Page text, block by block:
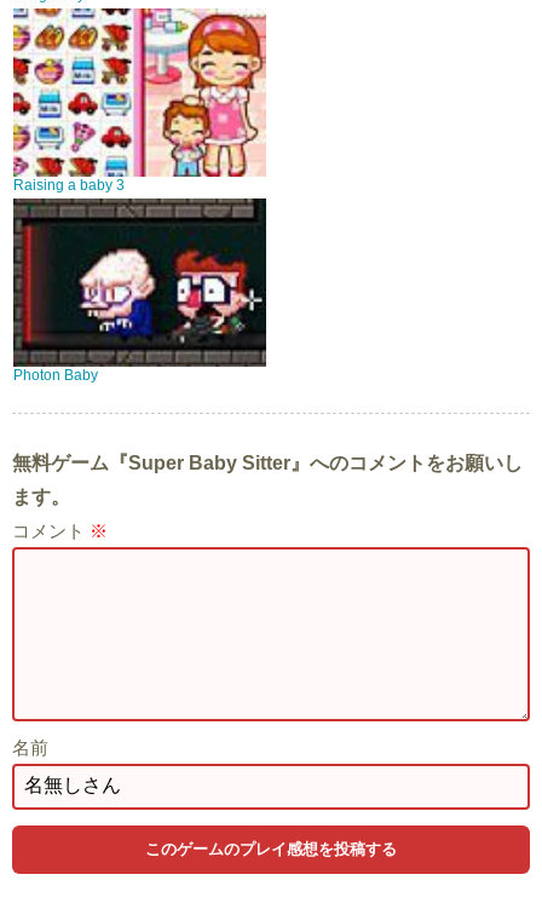
Raising a baby 3
Photon Baby
無料ゲーム『Super Baby Sitter』へのコメントをお願いし
ます。
コメント ※
名前